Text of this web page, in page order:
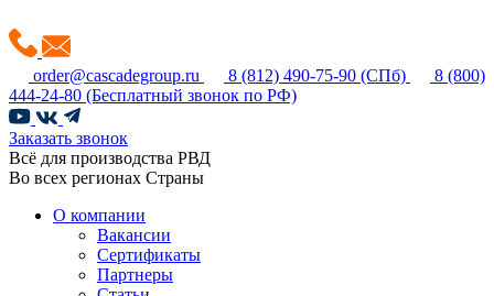
order@cascadegroup.ru 8 (812) 490-75-90 (СПб)
8 (800)
444-24-80 (Бесплатный звонок по РФ)
Заказать звонок
Всё для производства РВД
Во всех регионах Страны
О компании
Вакансии
Сертификаты
Партнеры